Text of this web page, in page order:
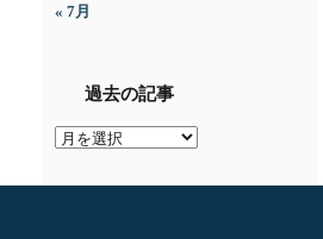
« 7月
過去の記事
過